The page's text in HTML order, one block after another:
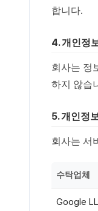
합니다.
4. 개인정
회사는 정
하지 않습
5. 개인정
회사는 서
수탁업체
Google